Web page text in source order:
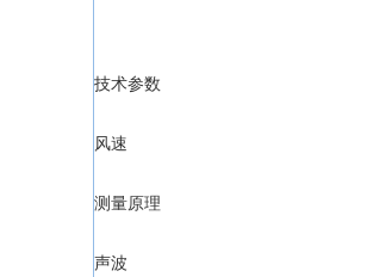
技术参数
风速
测量原理
声波